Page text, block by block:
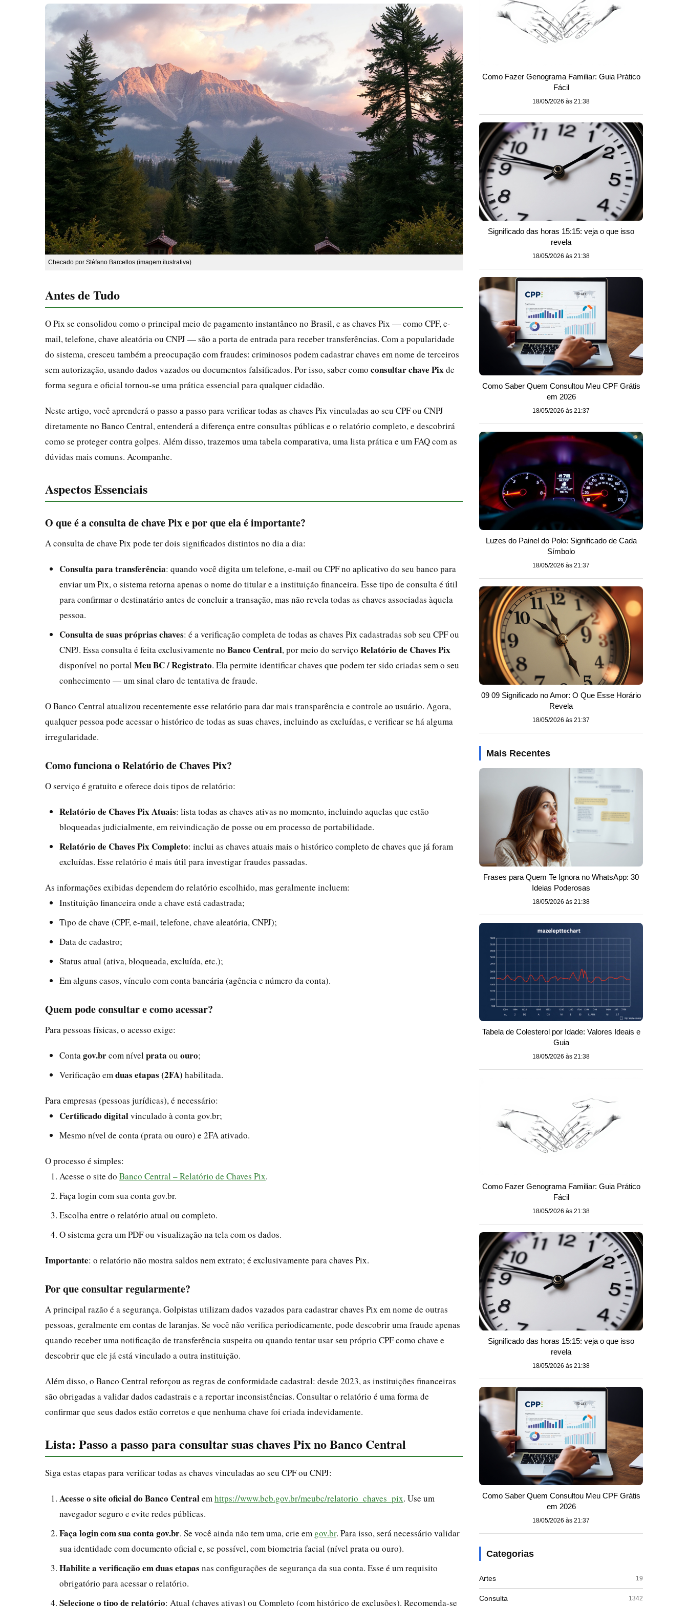
Checado por Stéfano Barcellos (imagem ilustrativa)
Antes de Tudo
O Pix se consolidou como o principal meio de pagamento instantâneo no Brasil, e as chaves Pix — como CPF, e-
mail, telefone, chave aleatória ou CNPJ — são a porta de entrada para receber transferências. Com a popularidade
do sistema, cresceu também a preocupação com fraudes: criminosos podem cadastrar chaves em nome de terceiros
sem autorização, usando dados vazados ou documentos falsificados. Por isso, saber como consultar chave Pixde
forma segura e oficial tornou-se uma prática essencial para qualquer cidadão.
Neste artigo, você aprenderá o passo a passo para verificar todas as chaves Pix vinculadas ao seu CPF ou CNPJ
diretamente no Banco Central, entenderá a diferença entre consultas públicas e o relatório completo, e descobrirá
como se proteger contra golpes. Além disso, trazemos uma tabela comparativa, uma lista prática e um FAQ com as
dúvidas mais comuns. Acompanhe.
Aspectos Essenciais
O que é a consulta de chave Pix e por que ela é importante?
A consulta de chave Pix pode ter dois significados distintos no dia a dia:
Consulta para transferência: quando você digita um telefone, e-mail ou CPF no aplicativo do seu banco para
enviar um Pix, o sistema retorna apenas o nome do titular e a instituição financeira. Esse tipo de consulta é útil
para confirmar o destinatário antes de concluir a transação, mas não revela todas as chaves associadas àquela
pessoa.
Consulta de suas próprias chaves: é a verificação completa de todas as chaves Pix cadastradas sob seu CPF ou
CNPJ. Essa consulta é feita exclusivamente no Banco Central, por meio do serviço Relatório de Chaves Pix
disponível no portal Meu BC / Registrato. Ela permite identificar chaves que podem ter sido criadas sem o seu
conhecimento — um sinal claro de tentativa de fraude.
O Banco Central atualizou recentemente esse relatório para dar mais transparência e controle ao usuário. Agora,
qualquer pessoa pode acessar o histórico de todas as suas chaves, incluindo as excluídas, e verificar se há alguma
irregularidade.
Como funciona o Relatório de Chaves Pix?
O serviço é gratuito e oferece dois tipos de relatório:
Relatório de Chaves Pix Atuais: lista todas as chaves ativas no momento, incluindo aquelas que estão
bloqueadas judicialmente, em reivindicação de posse ou em processo de portabilidade.
Relatório de Chaves Pix Completo: inclui as chaves atuais mais o histórico completo de chaves que já foram
excluídas. Esse relatório é mais útil para investigar fraudes passadas.
As informações exibidas dependem do relatório escolhido, mas geralmente incluem:
Instituição financeira onde a chave está cadastrada;
Tipo de chave (CPF, e-mail, telefone, chave aleatória, CNPJ);
Data de cadastro;
Status atual (ativa, bloqueada, excluída, etc.);
Em alguns casos, vínculo com conta bancária (agência e número da conta).
Quem pode consultar e como acessar?
Para pessoas físicas, o acesso exige:
Conta gov.brcom nível prata ou ouro;
Verificação em duas etapas (2FA) habilitada.
Para empresas (pessoas jurídicas), é necessário:
Certificado digitalvinculado à conta gov.br;
Mesmo nível de conta (prata ou ouro) e 2FA ativado.
O processo é simples:
Acesse o site do Banco Central – Relatório de Chaves Pix.
Faça login com sua conta gov.br.
Escolha entre o relatório atual ou completo.
O sistema gera um PDF ou visualização na tela com os dados.
Importante: o relatório não mostra saldos nem extrato; é exclusivamente para chaves Pix.
Por que consultar regularmente?
A principal razão é a segurança. Golpistas utilizam dados vazados para cadastrar chaves Pix em nome de outras
pessoas, geralmente em contas de laranjas. Se você não verifica periodicamente, pode descobrir uma fraude apenas
quando receber uma notificação de transferência suspeita ou quando tentar usar seu próprio CPF como chave e
descobrir que ele já está vinculado a outra instituição.
Além disso, o Banco Central reforçou as regras de conformidade cadastral: desde 2023, as instituições financeiras
são obrigadas a validar dados cadastrais e a reportar inconsistências. Consultar o relatório é uma forma de
confirmar que seus dados estão corretos e que nenhuma chave foi criada indevidamente.
Lista: Passo a passo para consultar suas chaves Pix no Banco Central
Siga estas etapas para verificar todas as chaves vinculadas ao seu CPF ou CNPJ:
Acesse o site oficial do Banco Centralem https://www.bcb.gov.br/meubc/relatorio_chaves_pix. Use um
navegador seguro e evite redes públicas.
Faça login com sua conta gov.br. Se você ainda não tem uma, crie em gov.br. Para isso, será necessário validar
sua identidade com documento oficial e, se possível, com biometria facial (nível prata ou ouro).
Habilite a verificação em duas etapas nas configurações de segurança da sua conta. Esse é um requisito
obrigatório para acessar o relatório.
Selecione o tipo de relatório: Atual (chaves ativas) ou Completo (com histórico de exclusões). Recomenda-se
Como Fazer Genograma Familiar: Guia Prático
Fácil
18/05/2026 às 21:38
Significado das horas 15:15: veja o que isso
revela
18/05/2026 às 21:38
Como Saber Quem Consultou Meu CPF Grátis
em 2026
18/05/2026 às 21:37
Luzes do Painel do Polo: Significado de Cada
Símbolo
18/05/2026 às 21:37
09 09 Significado no Amor: O Que Esse Horário
Revela
18/05/2026 às 21:37
Mais Recentes
Frases para Quem Te Ignora no WhatsApp: 30
Ideias Poderosas
18/05/2026 às 21:38
Tabela de Colesterol por Idade: Valores Ideais e
Guia
18/05/2026 às 21:38
Como Fazer Genograma Familiar: Guia Prático
Fácil
18/05/2026 às 21:38
Significado das horas 15:15: veja o que isso
revela
18/05/2026 às 21:38
Como Saber Quem Consultou Meu CPF Grátis
em 2026
18/05/2026 às 21:37
Categorias
Artes 19
Consulta 1342